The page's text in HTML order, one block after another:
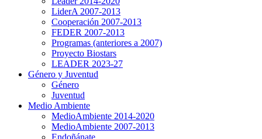
LiderA 2007-2013
Cooperación 2007-2013
FEDER 2007-2013
Programas (anteriores a 2007)
Proyecto Biostars
LEADER 2023-27
Género y Juventud
Género
Juventud
Medio Ambiente
MedioAmbiente 2014-2020
MedioAmbiente 2007-2013
Endoñánate